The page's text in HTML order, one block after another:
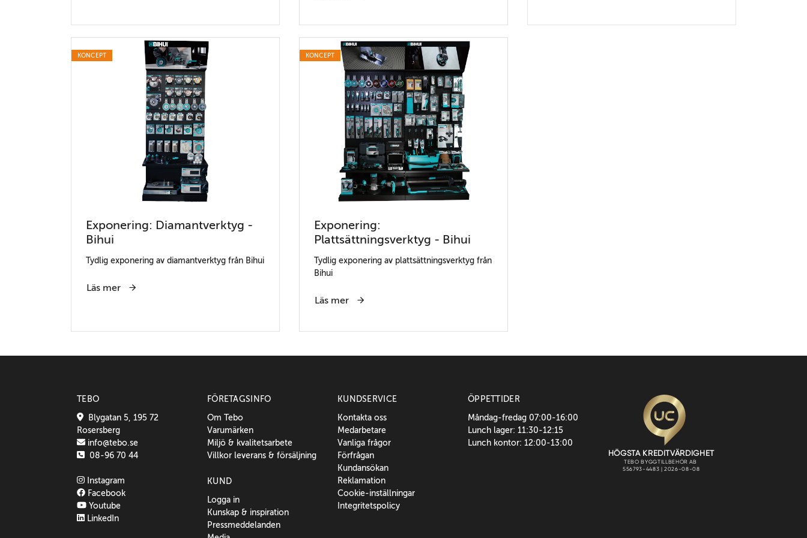
KONCEPT
Exponering: Diamantverktyg -
Bihui
Tydlig exponering av diamantverktyg från Bihui
Läs mer
KONCEPT
Exponering:
Plattsättningsverktyg - Bihui
Tydlig exponering av plattsättningsverktyg från
Bihui
Läs mer
TEBO
Blygatan 5, 195 72
Rosersberg
info@tebo.se
08-96 70 44
Instagram
Facebook
Youtube
LinkedIn
FÖRETAGSINFO
Om Tebo
Varumärken
Miljö & kvalitetsarbete
Villkor leverans & försäljning
KUND
Logga in
Kunskap & inspiration
Pressmeddelanden
KUNDSERVICE
Kontakta oss
Medarbetare
Vanliga frågor
Förfrågan
Kundansökan
Reklamation
Cookie-inställningar
Integritetspolicy
ÖPPETTIDER
Måndag-fredag 07:00-16:00
Lunch lager: 11:30-12:15
Lunch kontor: 12:00-13:00